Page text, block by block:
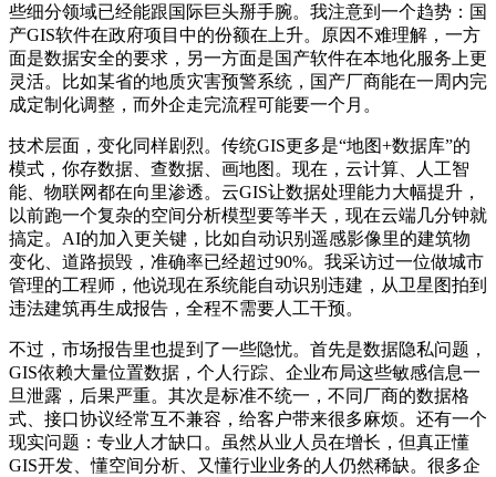
些细分领域已经能跟国际巨头掰手腕。我注意到一个趋势：国
产GIS软件在政府项目中的份额在上升。原因不难理解，一方
面是数据安全的要求，另一方面是国产软件在本地化服务上更
灵活。比如某省的地质灾害预警系统，国产厂商能在一周内完
成定制化调整，而外企走完流程可能要一个月。
技术层面，变化同样剧烈。传统GIS更多是“地图+数据库”的
模式，你存数据、查数据、画地图。现在，云计算、人工智
能、物联网都在向里渗透。云GIS让数据处理能力大幅提升，
以前跑一个复杂的空间分析模型要等半天，现在云端几分钟就
搞定。AI的加入更关键，比如自动识别遥感影像里的建筑物
变化、道路损毁，准确率已经超过90%。我采访过一位做城市
管理的工程师，他说现在系统能自动识别违建，从卫星图拍到
违法建筑再生成报告，全程不需要人工干预。
不过，市场报告里也提到了一些隐忧。首先是数据隐私问题，
GIS依赖大量位置数据，个人行踪、企业布局这些敏感信息一
旦泄露，后果严重。其次是标准不统一，不同厂商的数据格
式、接口协议经常互不兼容，给客户带来很多麻烦。还有一个
现实问题：专业人才缺口。虽然从业人员在增长，但真正懂
GIS开发、懂空间分析、又懂行业业务的人仍然稀缺。很多企